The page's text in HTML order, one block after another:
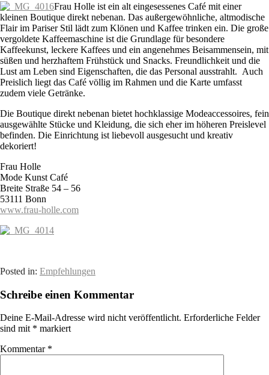
Frau Holle ist ein alt eingesessenes Café mit einer
kleinen Boutique direkt nebenan. Das außergewöhnliche, altmodische
Flair im Pariser Stil lädt zum Klönen und Kaffee trinken ein. Die große
vergoldete Kaffeemaschine ist die Grundlage für besondere
Kaffeekunst, leckere Kaffees und ein angenehmes Beisammensein, mit
süßen und herzhaftem Frühstück und Snacks. Freundlichkeit und die
Lust am Leben sind Eigenschaften, die das Personal ausstrahlt. Auch
Preislich liegt das Café völlig im Rahmen und die Karte umfasst
zudem viele Getränke.
Die Boutique direkt nebenan bietet hochklassige Modeaccessoires, fein
ausgewählte Stücke und Kleidung, die sich eher im höheren Preislevel
befinden. Die Einrichtung ist liebevoll ausgesucht und kreativ
dekoriert!
Frau Holle
Mode Kunst Café
Breite Straße 54 – 56
53111 Bonn
www.frau-holle.com
Posted in: Empfehlungen
Schreibe einen Kommentar
Deine E-Mail-Adresse wird nicht veröffentlicht. Erforderliche Felder
sind mit * markiert
Kommentar *